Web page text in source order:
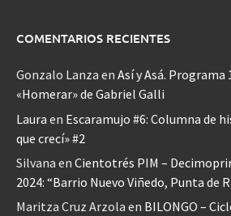
COMENTARIOS RECIENTES
Gonzalo Lanza en Así y Asá. Programa
«Homerar» de Gabriel Galli
Laura en Escaramujo #6: Columna de
que crecí» #2
Silvana en Cientotrés PIM –
2024: “Barrio Nuevo Viñedo, Punta de
Maritza Cruz Arzola en BILONGO –